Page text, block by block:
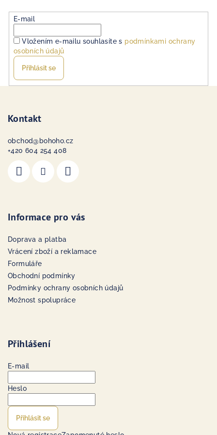
E-mail
Vložením e-mailu souhlasíte s podmínkami ochrany
osobních údajů
Přihlásit se
Kontakt
obchod@ bohoho.cz
+420 604 254 408
Informace pro vás
Doprava a platba
Vrácení zboží a reklamace
Formuláře
Obchodní podmínky
Podmínky ochrany osobních údajů
Možnost spolupráce
Přihlášení
E-mail
Heslo
Přihlásit se